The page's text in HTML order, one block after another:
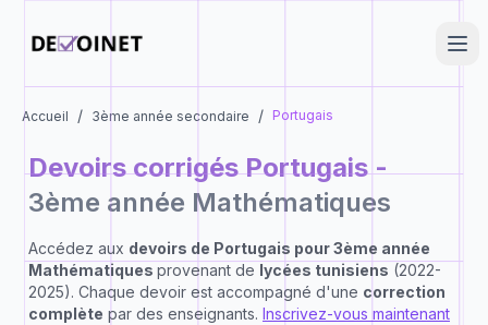
Accueil / 3ème année secondaire / Portugais
Devoirs corrigésPortugais-
3ème année Mathématiques
Accédez aux devoirs de Portugais pour3ème année
Mathématiques provenant de lycées tunisiens (2022-
2025). Chaque devoir est accompagné d'une correction
complète par des enseignants. Inscrivez-vous maintenant